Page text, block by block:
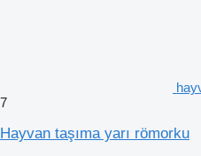
7
Hayvan taşıma yarı römorku